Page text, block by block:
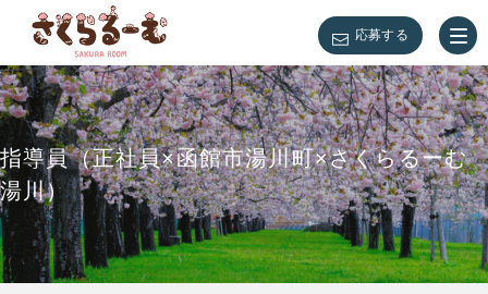
応募する
指導員（正社員×函館市湯川町×さくらるーむ
湯川）